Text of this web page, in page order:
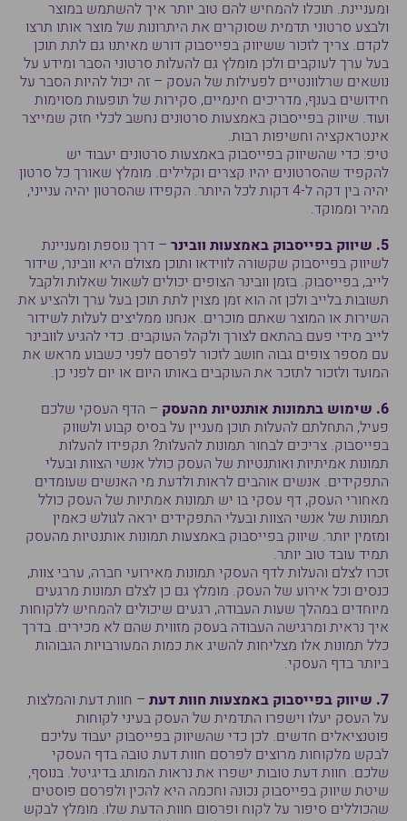
ומעניינת. תוכלו להמחיש להם טוב יותר איך להשתמש במוצר
ולבצע סרטוני תדמית שסוקרים את היתרונות של מוצר אותו תרצו
לקדם. צריך לזכור ששיווק בפייסבוק דורש מאיתנו גם לתת תוכן
בעל ערך לעוקבים ולכן מומלץ גם להעלות סרטוני הסבר ומידע על
נושאים שרלוונטיים לפעילות של העסק – זה יכול להיות הסבר על
חידושים בענף, מדריכים חינמיים, סקירות של תופעות מסוימות
ועוד. שיווק בפייסבוק באמצעות סרטונים נחשב לכלי חזק שמייצר
אינטראקציה וחשיפות רבות.
טיפ: כדי שהשיווק בפייסבוק באמצעות סרטונים יעבוד יש
להקפיד שהסרטונים יהיו קצרים וקלילים. מומלץ שאורך כל סרטון
יהיה בין דקה ל-4 דקות לכל היותר. הקפידו שהסרטון יהיה ענייני,
מהיר וממוקד.
5. שיווק בפייסבוק באמצעות וובינר
– דרך נוספת ומעניינת
לשיווק בפייסבוק שקשורה לווידאו ותוכן מצולם היא וובינר, שידור
לייב, בפייסבוק. בזמן וובינר הצופים יכולים לשאול שאלות ולקבל
תשובות בלייב ולכן זה הוא זמן מצוין לתת תוכן בעל ערך ולהציע את
השירות או המוצר שאתם מוכרים. אנחנו ממליצים לעלות לשידור
לייב מידי פעם בהתאם לצורך ולקהל העוקבים. כדי להגיע לוובינר
עם מספר צופים גבוה חושב לזכור לפרסם לפני כשבוע מראש את
המועד ולזכור לתזכר את העוקבים באותו היום או יום לפני כן.
6. שימוש בתמונות אותנטיות מהעסק
– הדף העסקי שלכם
פעיל, התחלתם להעלות תוכן מעניין על בסיס קבוע ולשווק
בפייסבוק. צריכים לבחור תמונות להעלות? תקפידו להעלות
תמונות אמיתיות ואותנטיות של העסק כולל אנשי הצוות ובעלי
התפקידים. אנשים אוהבים לראות ולדעת מי האנשים שעומדים
מאחורי העסק, דף עסקי בו יש תמונות אמתיות של העסק כולל
תמונות של אנשי הצוות ובעלי התפקידים יראה לגולש כאמין
ומזמין יותר. שיווק בפייסבוק באמצעות תמונות אותנטיות מהעסק
תמיד עובד טוב יותר.
זכרו לצלם והעלות לדף העסקי תמונות מאירועי חברה, ערבי צוות,
כנסים וכל אירוע של העסק. מומלץ גם כן לצלם תמונות מרגעים
מיוחדים במהלך שעות העבודה, רגעים שיכולים להמחיש ללקוחות
איך נראית ומרגישה העבודה בעסק מזווית שהם לא מכירים. בדרך
כלל תמונות אלו מצליחות להשיג את כמות המעורבויות הגבוהות
ביותר בדף העסקי.
7. שיווק בפייסבוק באמצעות חוות דעת
– חוות דעת והמלצות
על העסק יעלו וישפרו התדמית של העסק בעיני לקוחות
פוטנציאלים חדשים. לכן כדי שהשיווק בפייסבוק יעבוד עליכם
לבקש מלקוחות מרוצים לפרסם חוות דעת טובה בדף העסקי
שלכם. חוות דעת טובות ישפרו את נראות המותג בדיגיטל. בנוסף,
שיטת שיווק בפייסבוק נכונה וחכמה היא להכין ולפרסם פוסטים
שהכוללים סיפור על לקוח ופרסום חוות הדעת שלו. מומלץ לבקש